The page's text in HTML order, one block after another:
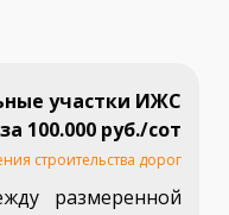
участки ИЖС
за 100.000 руб./сот
строительства дорог
размеренной